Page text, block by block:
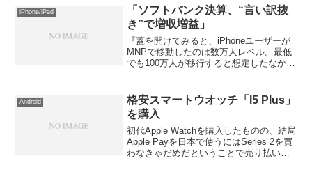
いでは治りません。対策ですが、以前
iPhone 11で発...
iPhone/iPad
「ソフトバンク決算、“言い訳抜
き”で増収増益」
『蓋を開けてみると、iPhoneユーザーが
MNPで移動したのは数万人レベル。最低
でも100万人が移行すると想定したなかで
収増益 - ケータイ Watch.さすが孫...
Android
格安スマートウオッチ「I5 Plus」
を購入
初代Apple Watchを購入したものの、結局
Apple Payを日本で使うにはSeries 2を買
わなきゃだめだということで売り払いま